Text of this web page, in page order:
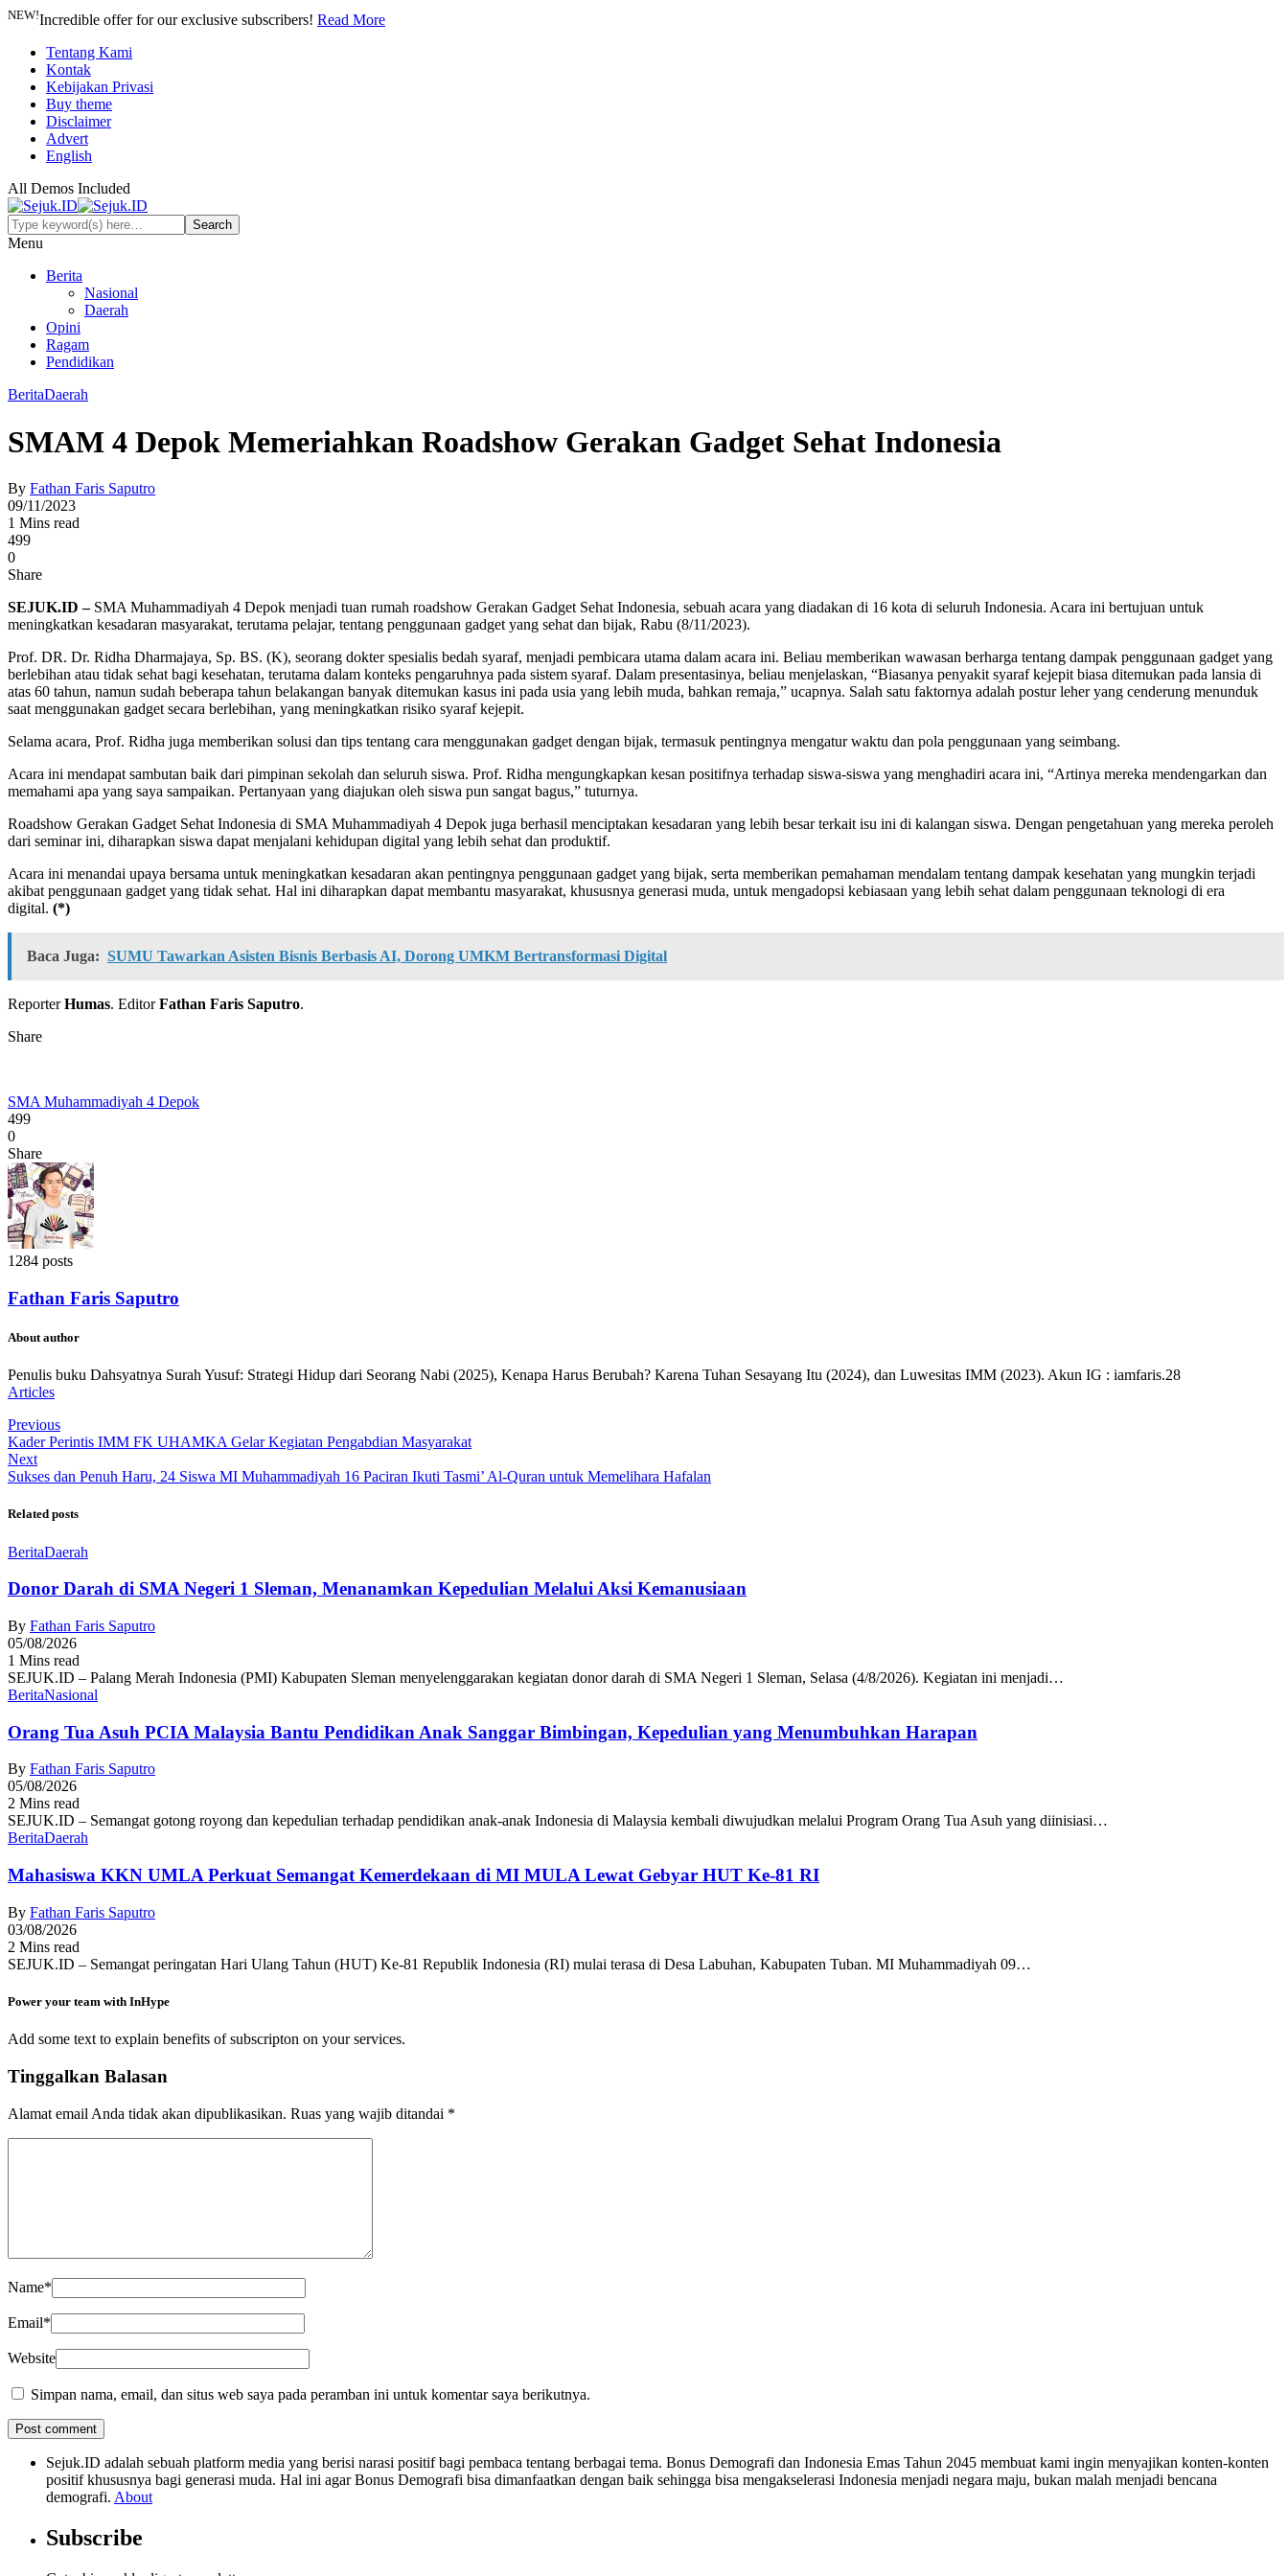
NEW!Incredible offer for our exclusive subscribers! Read More
Tentang Kami
Kontak
Kebijakan Privasi
Buy theme
Disclaimer
Advert
English
All Demos Included
Menu
Berita
Nasional
Daerah
Opini
Ragam
Pendidikan
BeritaDaerah
SMAM 4 Depok Memeriahkan Roadshow Gerakan Gadget Sehat Indonesia
By Fathan Faris Saputro
09/11/2023
1 Mins read
499
0
Share
SEJUK.ID –SMA Muhammadiyah 4 Depok menjadi tuan rumah roadshow Gerakan Gadget Sehat Indonesia, sebuah acara yang diadakan di 16 kota di seluruh Indonesia. Acara ini bertujuan untuk
meningkatkan kesadaran masyarakat, terutama pelajar, tentang penggunaan gadget yang sehat dan bijak, Rabu (8/11/2023).
Prof. DR. Dr. Ridha Dharmajaya, Sp. BS. (K), seorang dokter spesialis bedah syaraf, menjadi pembicara utama dalam acara ini. Beliau memberikan wawasan berharga tentang dampak penggunaan gadget yang
berlebihan atau tidak sehat bagi kesehatan, terutama dalam konteks pengaruhnya pada sistem syaraf. Dalam presentasinya, beliau menjelaskan, “Biasanya penyakit syaraf kejepit biasa ditemukan pada lansia di
atas 60 tahun, namun sudah beberapa tahun belakangan banyak ditemukan kasus ini pada usia yang lebih muda, bahkan remaja,” ucapnya. Salah satu faktornya adalah postur leher yang cenderung menunduk
saat menggunakan gadget secara berlebihan, yang meningkatkan risiko syaraf kejepit.
Selama acara, Prof. Ridha juga memberikan solusi dan tips tentang cara menggunakan gadget dengan bijak, termasuk pentingnya mengatur waktu dan pola penggunaan yang seimbang.
Acara ini mendapat sambutan baik dari pimpinan sekolah dan seluruh siswa. Prof. Ridha mengungkapkan kesan positifnya terhadap siswa-siswa yang menghadiri acara ini, “Artinya mereka mendengarkan dan
memahami apa yang saya sampaikan. Pertanyaan yang diajukan oleh siswa pun sangat bagus,” tuturnya.
Roadshow Gerakan Gadget Sehat Indonesia di SMA Muhammadiyah 4 Depok juga berhasil menciptakan kesadaran yang lebih besar terkait isu ini di kalangan siswa. Dengan pengetahuan yang mereka peroleh
dari seminar ini, diharapkan siswa dapat menjalani kehidupan digital yang lebih sehat dan produktif.
Acara ini menandai upaya bersama untuk meningkatkan kesadaran akan pentingnya penggunaan gadget yang bijak, serta memberikan pemahaman mendalam tentang dampak kesehatan yang mungkin terjadi
akibat penggunaan gadget yang tidak sehat. Hal ini diharapkan dapat membantu masyarakat, khususnya generasi muda, untuk mengadopsi kebiasaan yang lebih sehat dalam penggunaan teknologi di era
digital. (*)
Baca Juga: SUMU Tawarkan Asisten Bisnis Berbasis AI, Dorong UMKM Bertransformasi Digital
ReporterHumas. EditorFathan Faris Saputro.
Share
SMA Muhammadiyah 4 Depok
499
0
Share
1284 posts
Fathan Faris Saputro
About author
Penulis buku Dahsyatnya Surah Yusuf: Strategi Hidup dari Seorang Nabi (2025), Kenapa Harus Berubah? Karena Tuhan Sesayang Itu (2024), dan Luwesitas IMM (2023). Akun IG : iamfaris.28
Articles
Previous
Kader Perintis IMM FK UHAMKA Gelar Kegiatan Pengabdian Masyarakat
Next
Sukses dan Penuh Haru, 24 Siswa MI Muhammadiyah 16 Paciran Ikuti Tasmi’ Al-Quran untuk Memelihara Hafalan
Related posts
BeritaDaerah
Donor Darah di SMA Negeri 1 Sleman, Menanamkan Kepedulian Melalui Aksi Kemanusiaan
By Fathan Faris Saputro
05/08/2026
1 Mins read
SEJUK.ID – Palang Merah Indonesia (PMI) Kabupaten Sleman menyelenggarakan kegiatan donor darah di SMA Negeri 1 Sleman, Selasa (4/8/2026). Kegiatan ini menjadi…
BeritaNasional
Orang Tua Asuh PCIA Malaysia Bantu Pendidikan Anak Sanggar Bimbingan, Kepedulian yang Menumbuhkan Harapan
By Fathan Faris Saputro
05/08/2026
2 Mins read
SEJUK.ID – Semangat gotong royong dan kepedulian terhadap pendidikan anak-anak Indonesia di Malaysia kembali diwujudkan melalui Program Orang Tua Asuh yang diinisiasi…
BeritaDaerah
Mahasiswa KKN UMLA Perkuat Semangat Kemerdekaan di MI MULA Lewat Gebyar HUT Ke-81 RI
By Fathan Faris Saputro
03/08/2026
2 Mins read
SEJUK.ID – Semangat peringatan Hari Ulang Tahun (HUT) Ke-81 Republik Indonesia (RI) mulai terasa di Desa Labuhan, Kabupaten Tuban. MI Muhammadiyah 09…
Power your team with InHype
Add some text to explain benefits of subscripton on your services.
Tinggalkan Balasan
Alamat email Anda tidak akan dipublikasikan. Ruas yang wajib ditandai *
Name*
Email*
Website
Simpan nama, email, dan situs web saya pada peramban ini untuk komentar saya berikutnya.
Sejuk.ID adalah sebuah platform media yang berisi narasi positif bagi pembaca tentang berbagai tema. Bonus Demografi dan Indonesia Emas Tahun 2045 membuat kami ingin menyajikan konten-konten
positif khususnya bagi generasi muda. Hal ini agar Bonus Demografi bisa dimanfaatkan dengan baik sehingga bisa mengakselerasi Indonesia menjadi negara maju, bukan malah menjadi bencana
demografi. About
Subscribe